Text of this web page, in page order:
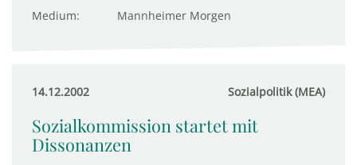
Medium: Mannheimer Morgen
14.12.2002 Sozialpolitik (MEA)
Sozialkommission startet mit
Dissonanzen